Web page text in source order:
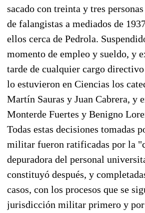
sacado con treinta y tres
de falangistas a mediados de
ellos cerca de Pedrola.
momento de empleo y sueldo, y
tarde de cualquier cargo
lo estuvieron en Ciencias los
Martín Sauras y Juan Cabrera, y
Monterde Fuertes y Benigno
Todas estas decisiones tomadas
militar fueron ratificadas por la
depuradora del personal
constituyó después, y
casos, con los procesos que se
jurisdicción militar primero y